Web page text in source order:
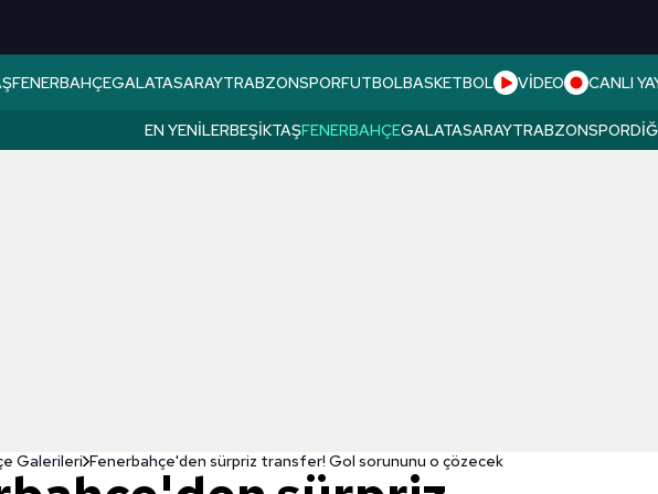
FENERBAHÇEGALATASARAYTRABZONSPORFUTBOLBASKETBOL VİDEO CANLI
EN YENILERBEŞIKTAŞFENERBAHÇEGALATASARAYTRABZONSPOR
Galerileri Fenerbahçe'den sürpriz transfer! Gol sorununu o çözecek